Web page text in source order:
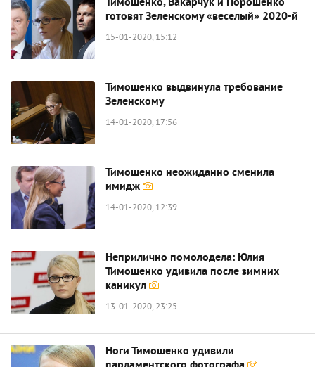
Тимошенко, Вакарчук и Порошенко
готовят Зеленскому «веселый» 2020-й
15-01-2020, 15:12
Тимошенко выдвинула требование
Зеленскому
14-01-2020, 17:56
Тимошенко неожиданно сменила
имидж
14-01-2020, 12:39
Неприлично помолодела: Юлия
Тимошенко удивила после зимних
каникул
13-01-2020, 23:25
Ноги Тимошенко удивили